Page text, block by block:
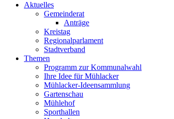
Aktuelles
Gemeinderat
Anträge
Kreistag
Regionalparlament
Stadtverband
Themen
Programm zur Kommunalwahl
Ihre Idee für Mühlacker
Mühlacker-Ideensammlung
Gartenschau
Mühlehof
Sporthallen